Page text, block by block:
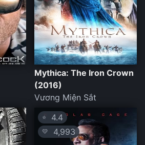
Mythica: The Iron Crown
(2016)
Vương Miện Sắt
⭐ 4.4
💛 4,993